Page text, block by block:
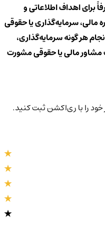
برای اهداف اطلاعاتی و
سرمایه‌گذاری یا حقوقی
هر گونه سرمایه‌گذاری،
مالی یا حقوقی مشورت
را با ری‌اکشن ثبت کنید.